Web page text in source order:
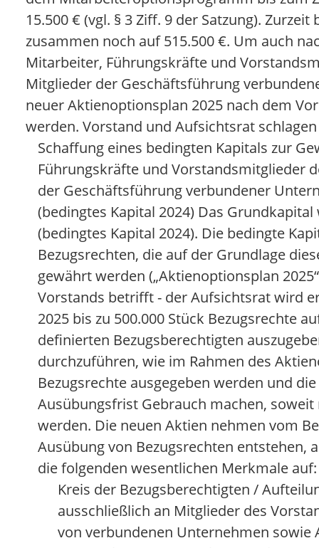
15.500 € (vgl. § 3 Ziff. 9 der Satzung).
zusammen noch auf 515.500 €. Um auch
Mitarbeiter, Führungskräfte und
Mitglieder der Geschäftsführung
neuer Aktienoptionsplan 2025 nach dem
werden. Vorstand und Aufsichtsrat
Schaffung eines bedingten Kapitals zur
Führungskräfte und Vorstandsmitglieder
der Geschäftsführung verbundener
(bedingtes Kapital 2024) Das
(bedingtes Kapital 2024). Die bedingte
Bezugsrechten, die auf der Grundlage
gewährt werden („Aktienoptionsplan
Vorstands betrifft - der Aufsichtsrat wird
2025 bis zu 500.000 Stück Bezugsrechte
definierten Bezugsberechtigten
durchzuführen, wie im Rahmen des
Bezugsrechte ausgegeben werden und
Ausübungsfrist Gebrauch machen,
werden. Die neuen Aktien nehmen vom
Ausübung von Bezugsrechten entstehen,
die folgenden wesentlichen Merkmale auf:
Kreis der Bezugsberechtigten /
ausschließlich an Mitglieder des
von verbundenen Unternehmen sowie